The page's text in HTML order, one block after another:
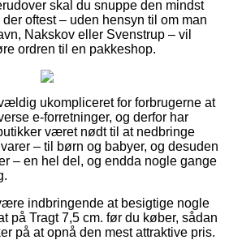
skal du snuppe den mindst
oftest – uden hensyn til om man
Nakskov eller Svenstrup – vil
ordren til en pakkeshop.
ukompliceret for forbrugerne at
e-forretninger, og derfor har
været nødt til at nedbringe
– til børn og babyer, og desuden
– en hel del, og endda nogle gange
indbringende at besigtige nogle
på Tragt 7,5 cm. før du køber, sådan
på at opnå den mest attraktive pris.